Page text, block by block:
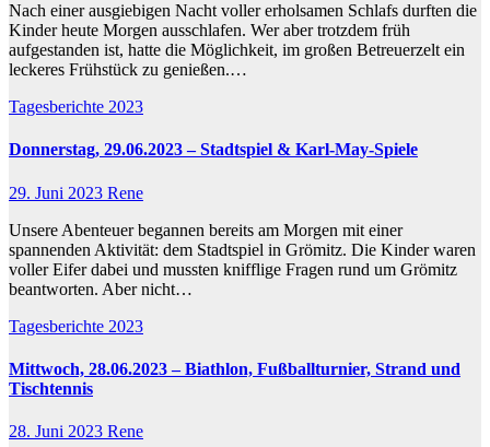
Nach einer ausgiebigen Nacht voller erholsamen Schlafs durften die
Kinder heute Morgen ausschlafen. Wer aber trotzdem früh
aufgestanden ist, hatte die Möglichkeit, im großen Betreuerzelt ein
leckeres Frühstück zu genießen.…
Tagesberichte 2023
Donnerstag, 29.06.2023 – Stadtspiel & Karl-May-Spiele
29. Juni 2023 Rene
Unsere Abenteuer begannen bereits am Morgen mit einer
spannenden Aktivität: dem Stadtspiel in Grömitz. Die Kinder waren
voller Eifer dabei und mussten knifflige Fragen rund um Grömitz
beantworten. Aber nicht…
Tagesberichte 2023
Mittwoch, 28.06.2023 – Biathlon, Fußballturnier, Strand und
Tischtennis
28. Juni 2023 Rene